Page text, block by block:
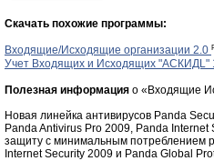
Скачать похожие программы:
Входящие/Исходящие организации 2.0
Учет Входящих и Исходящих "АСКИДL"
Полезная информация о «Входящие
Новая линейка антивирусов Panda
Panda Antivirus Pro 2009, Panda
защиту с минимальным потреблением
Internet Security 2009 и Panda Global